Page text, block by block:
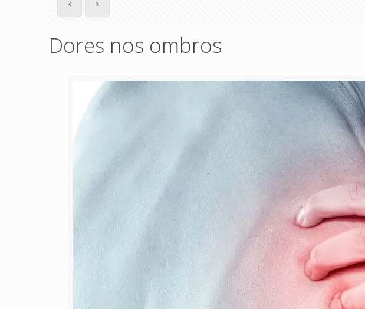
Dores nos ombros